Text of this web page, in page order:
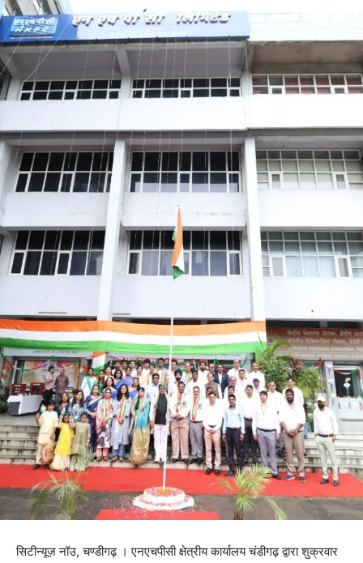
सिटीन्यूज़ नॉउ, चण्डीगढ़ । एनएचपीसी क्षेत्रीय कार्यालय चंडीगढ़ द्वारा शुक्रवार